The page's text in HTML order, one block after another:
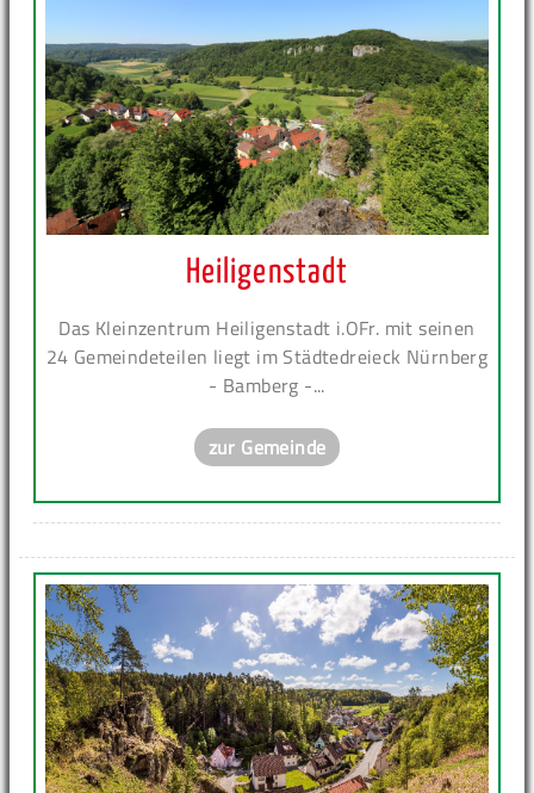
Heiligenstadt
Das Kleinzentrum Heiligenstadt i.OFr. mit seinen
24 Gemeindeteilen liegt im Städtedreieck Nürnberg
- Bamberg -...
zur Gemeinde